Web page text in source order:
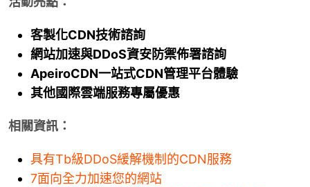
WAF 規則實戰攻略
Ａ級資安監控
CH EN
客製化CDN技術諮詢
網站加速與DDoS資安防禦佈署諮詢
ApeiroCDN一站式CDN管理平台體驗
其他國際雲端服務專屬優惠
相關資訊：
具有Tb級DDoS緩解機制的CDN服務
7面向全力加速您的網站